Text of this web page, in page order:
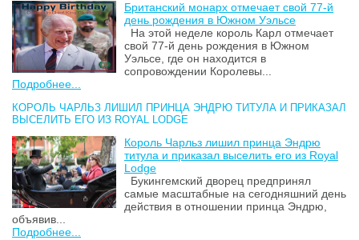
Британский монарх отмечает свой 77-й
день рождения в Южном Уэльсе
На этой неделе король Карл отмечает
свой 77-й день рождения в Южном
Уэльсе, где он находится в
сопровождении Королевы...
Подробнее...
КОРОЛЬ ЧАРЛЬЗ ЛИШИЛ ПРИНЦА ЭНДРЮ ТИТУЛА И ПРИКАЗАЛ
ВЫСЕЛИТЬ ЕГО ИЗ ROYAL LODGE
Король Чарльз лишил принца Эндрю
титула и приказал выселить его из Royal
Lodge
Букингемский дворец предпринял
самые масштабные на сегодняшний день
действия в отношении принца Эндрю,
объявив...
Подробнее...